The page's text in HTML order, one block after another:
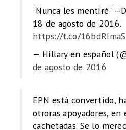
"Nunca les mentiré"
18 de agosto de 2016.
https://t.co/
— Hillary en español
de agosto de 2016
EPN está convertido,
otroras apoyadores, en
cachetadas. Se lo